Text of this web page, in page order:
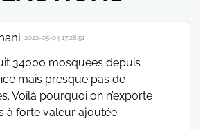
2022-05-04 17:28:51
34000 mosquées depuis
mais presque pas de
Voilà pourquoi on n’exporte
à forte valeur ajoutée